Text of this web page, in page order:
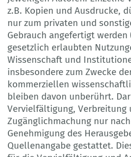
z.B. Kopien und Ausdrucke,
nur zum privaten und
Gebrauch angefertigt werden
gesetzlich erlaubten
Wissenschaft und
insbesondere zum Zwecke
kommerziellen
bleiben davon unberührt.
Vervielfältigung,
Zugänglichmachung nur
Genehmigung des
Quellenangabe gestattet.